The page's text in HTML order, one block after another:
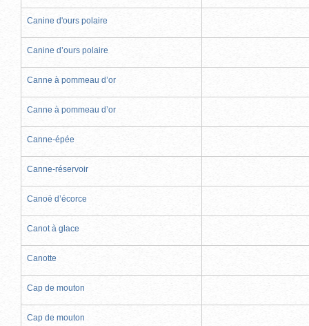
Canine d'ours polaire
Canine d’ours polaire
Canne à pommeau d’or
Canne à pommeau d’or
Canne-épée
Canne-réservoir
Canoë d’écorce
Canot à glace
Canotte
Cap de mouton
Cap de mouton